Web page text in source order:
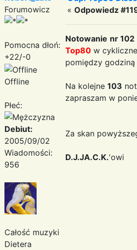
Forumowicz
Pomocna dłoń:
+22/-0
Offline
Płeć:
Debiut:
2005/09/02
Wiadomości:
956
Całość muzyki
Dietera
« Odpowiedz
Notowanie nr 102
Top80 w
pomiędzy godziną
Na kolejne 103
zapraszam w
Za skan
D.J.JA.C.K.'owi